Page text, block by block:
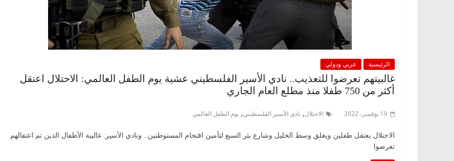
الرئيسية عربي ودولي
غالبيتهم تعرضوا للتعذيب.. نادي الأسير الفلسطيني عشية يوم الطفل العالمي: الاحتلال اعتقل
أكثر من 750 طفلا منذ مطلع العام الجاري
19 نوفمبر، 2022 الاحتلال, نادي الأسير الفلسطيني, يوم الطفل العالمي
الاحتلال يعتقل طفلين ويغلق وسط الخليل وشارع بئر السبع لتأمين اقتحام المستوطنين.. ونادي الأسير: غالبية الأطفال الذين تم اعتقالهم
تعرضوا